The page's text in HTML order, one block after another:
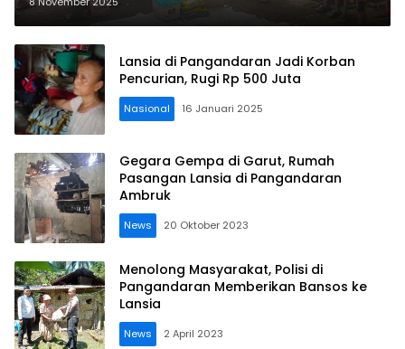
Lansia di Pangandaran Jadi Korban
Pencurian, Rugi Rp 500 Juta
Nasional 16 Januari 2025
Gegara Gempa di Garut, Rumah
Pasangan Lansia di Pangandaran
Ambruk
News 20 Oktober 2023
Menolong Masyarakat, Polisi di
Pangandaran Memberikan Bansos ke
Lansia
News 2 April 2023